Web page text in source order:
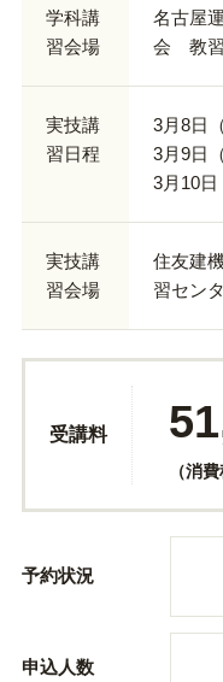
学科講
習会場
名古屋
会 教習
実技講
習日程
3月8日
3月9日
3月10日
実技講
習会場
住友建
習セン
受講料
（消
予約状況
申込人数